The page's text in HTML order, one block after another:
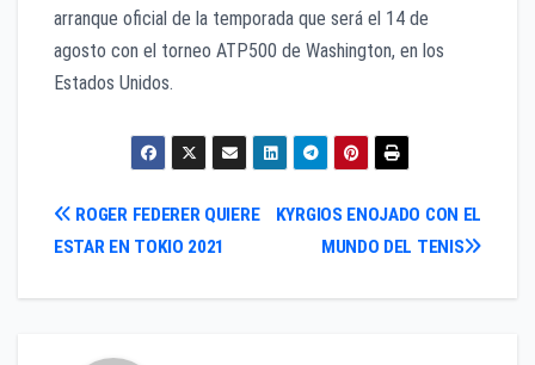
arranque oficial de la temporada que será el 14 de
agosto con el torneo ATP500 de Washington, en los
Estados Unidos.
Navegación
KYRGIOS ENOJADO CON EL
MUNDO DEL TENIS
ROGER FEDERER QUIERE
ESTAR EN TOKIO 2021